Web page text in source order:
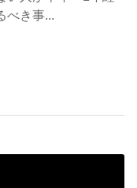
べき事...